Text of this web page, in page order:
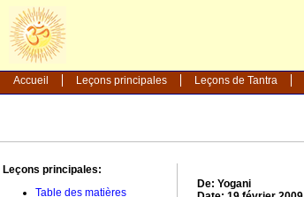
Accueil Leçons principales Leçons de Tantra
Leçons principales:
Table des matières
De: Yogani